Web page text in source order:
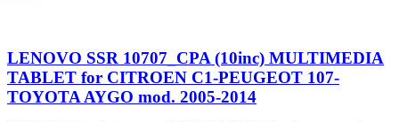
LENOVO SSR 10707_CPA (10inc) MULTIMEDIA
TABLET for CITROEN C1-PEUGEOT 107-
TOYOTA AYGO mod. 2005-2014